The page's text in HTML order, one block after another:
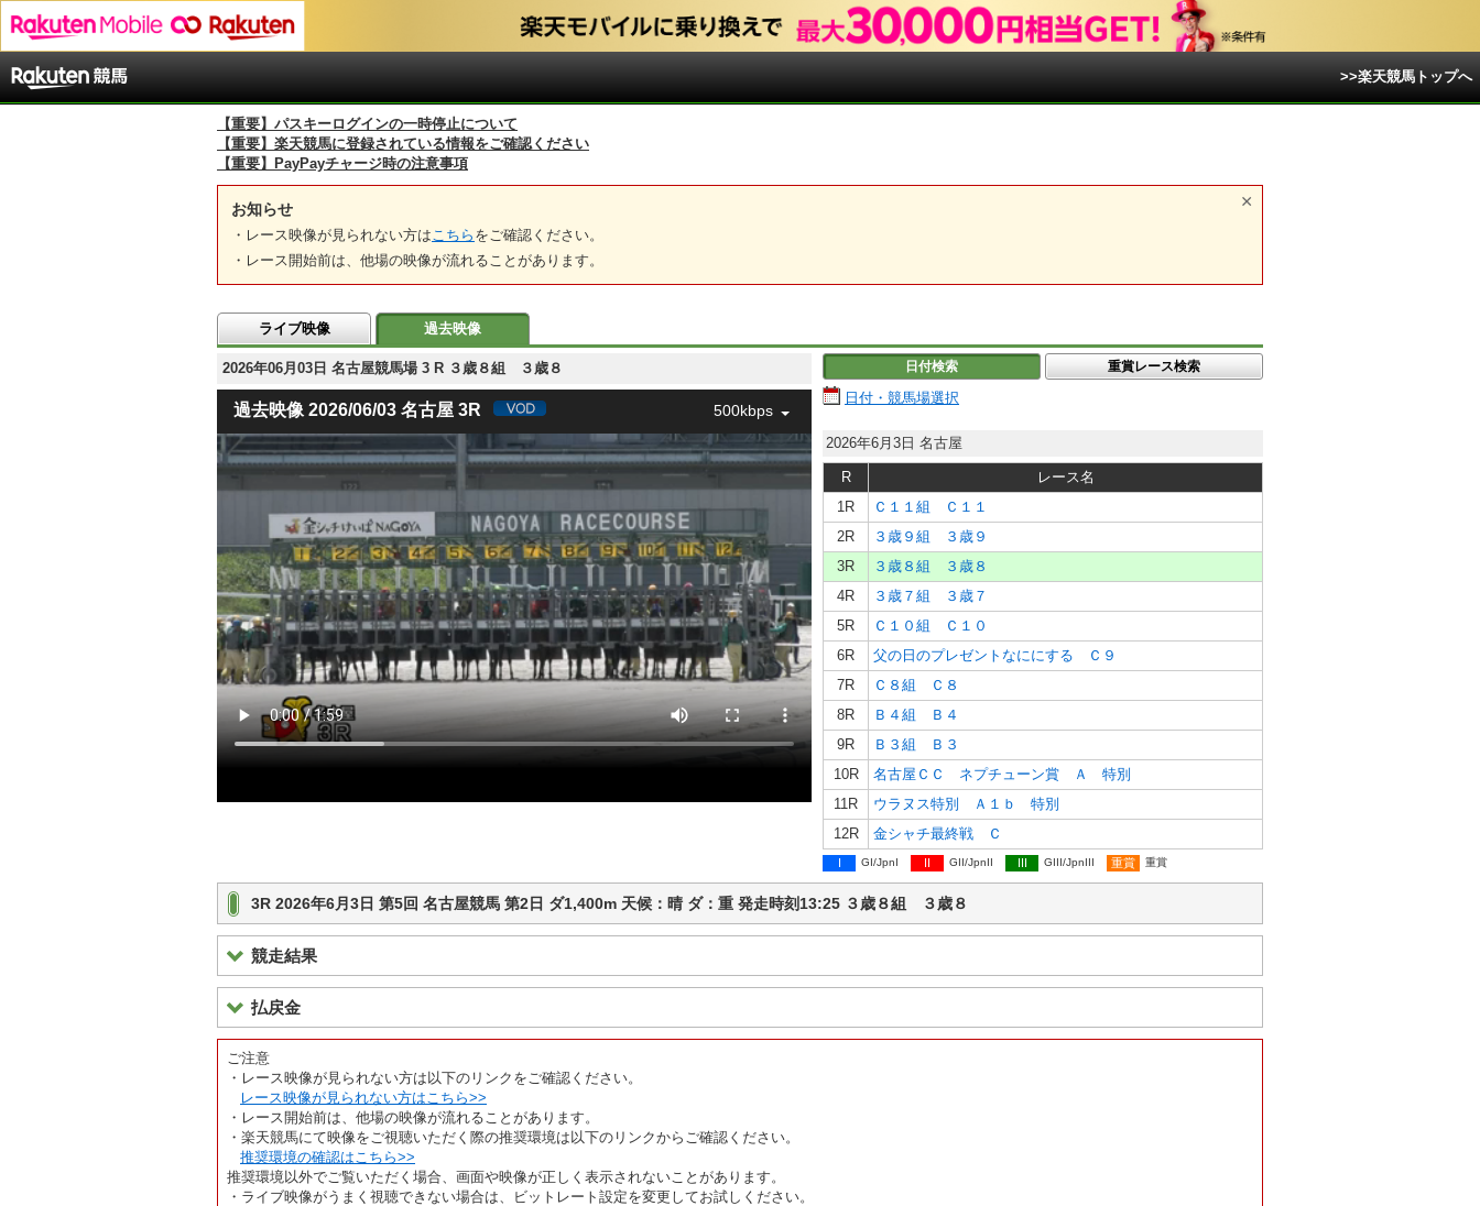
>>楽天競馬トップへ
【重要】パスキーログインの一時停止について
【重要】楽天競馬に登録されている情報をご確認ください
【重要】PayPayチャージ時の注意事項
お知らせ
・レース映像が見られない方は こちら をご確認ください。
・レース開始前は、他場の映像が流れることがあります。
ライブ映像 過去映像
2026年06月03日 名古屋競馬場 3 R ３歳８組 ３歳８
過去映像 2026/06/03 名古屋 3R 500kbps
日付検索 重賞レース検索
日付・競馬場選択
2026年6月3日 名古屋
R
レース名
1R
Ｃ１１組 Ｃ１１
2R
３歳９組 ３歳９
3R
３歳８組 ３歳８
4R
３歳７組 ３歳７
5R
Ｃ１０組 Ｃ１０
6R
父の日のプレゼントなににする Ｃ９
7R
Ｃ８組 Ｃ８
8R
Ｂ４組 Ｂ４
9R
Ｂ３組 Ｂ３
10R
名古屋ＣＣ ネプチューン賞 Ａ 特別
11R
ウラヌス特別 Ａ１ｂ 特別
12R
金シャチ最終戦 Ｃ
I GI/JpnI II GII/JpnII III GIII/JpnIII 重賞 重賞
3R 2026年6月3日 第5回 名古屋競馬 第2日 ダ1,400m 天候：晴 ダ：重 発走時刻13:25 ３歳８組 ３歳８
競走結果
払戻金
ご注意
・レース映像が見られない方は以下のリンクをご確認ください。
レース映像が見られない方はこちら>>
・レース開始前は、他場の映像が流れることがあります。
・楽天競馬にて映像をご視聴いただく際の推奨環境は以下のリンクからご確認ください。
推奨環境の確認はこちら>>
推奨環境以外でご覧いただく場合、画面や映像が正しく表示されないことがあります。
・ライブ映像がうまく視聴できない場合は、ビットレート設定を変更してお試しください。